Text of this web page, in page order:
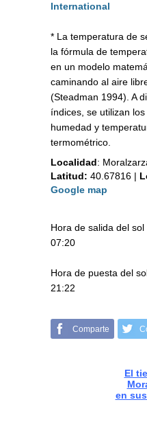
International
* La temperatura de
la fórmula de
en un modelo
caminando al aire
(Steadman 1994). A
índices, se utilizan
humedad y
termométrico.
Localidad:
Latitud: 40.67816 |
Google map
Hora de salida del
07:20
Hora de puesta del
21:22
Comparte
El
en